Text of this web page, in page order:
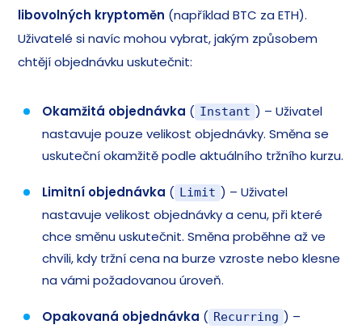
libovolných kryptoměn (například BTC za ETH).
Uživatelé si navíc mohou vybrat, jakým způsobem
chtějí objednávku uskutečnit:
Okamžitá objednávka ( Instant ) – Uživatel
nastavuje pouze velikost objednávky. Směna se
uskuteční okamžitě podle aktuálního tržního kurzu.
Limitní objednávka ( Limit ) – Uživatel
nastavuje velikost objednávky a cenu, při které
chce směnu uskutečnit. Směna proběhne až ve
chvíli, kdy tržní cena na burze vzroste nebo klesne
na vámi požadovanou úroveň.
Opakovaná objednávka ( Recurring ) –